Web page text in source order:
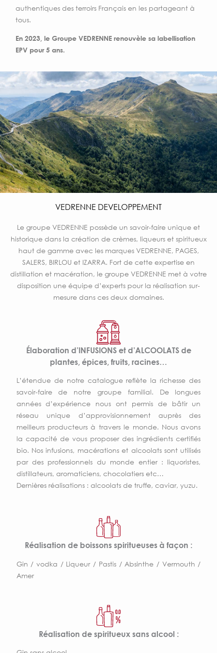
authentiques des terroirs Français en les partageant à
tous.
En 2023, le Groupe VEDRENNE renouvèle sa labellisation
EPV pour 5 ans.
VEDRENNE DEVELOPPEMENT
Le groupe VEDRENNE possède un savoir-faire unique et
historique dans la création de crèmes, liqueurs et spiritueux
haut de gamme avec les marques VEDRENNE, PAGES,
SALERS, BIRLOU et IZARRA. Fort de cette expertise en
distillation et macération, le groupe VEDRENNE met à votre
disposition une équipe d’experts pour la réalisation sur-
mesure dans ces deux domaines.
Élaboration d’INFUSIONS et d’ALCOOLATS de
plantes, épices, fruits, racines…
L’étendue de notre catalogue reflète la richesse des
savoir-faire de notre groupe familial. De longues
années d’expérience nous ont permis de bâtir un
réseau unique d’approvisionnement auprès des
meilleurs producteurs à travers le monde. Nous avons
la capacité de vous proposer des ingrédients certifiés
bio. Nos infusions, macérations et alcoolats sont utilisés
par des professionnels du monde entier : liquoristes,
distillateurs, aromaticiens, chocolatiers etc…
Dernières réalisations : alcoolats de truffe, caviar, yuzu.
Réalisation de boissons spiritueuses à façon :​
Gin / vodka / Liqueur / Pastis / Absinthe / Vermouth /
Amer
Réalisation de spiritueux sans alcool :